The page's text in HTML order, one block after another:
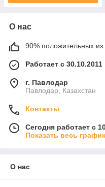
О нас
90% положительных из
Работает с 30.10.2011
г. Павлодар
Павлодар, Казахстан
Контакты
Сегодня работает с
Показать весь
О нас